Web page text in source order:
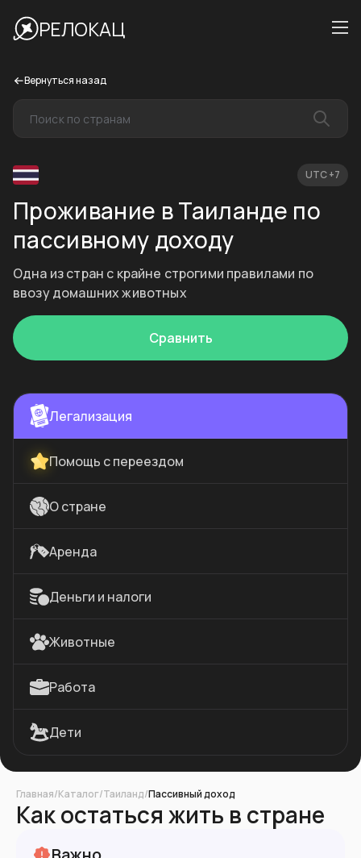
РЕЛОКАЦ
Вернуться назад
UTC +7
Проживание в Таиланде по
пассивному доходу
Одна из стран с крайне строгими правилами по
ввозу домашних животных
Сравнить
Легализация
Помощь с переездом
О стране
Аренда
Деньги и налоги
Животные
Работа
Дети
Главная/Каталог/Таиланд/Пассивный доход
Как остаться жить в стране